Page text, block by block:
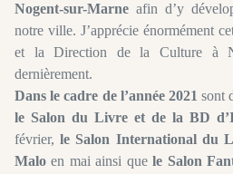
Nogent-sur-Marne afin d’y
notre ville. J’apprécie énormément
et la Direction de la Culture à
dernièrement.
Dans le cadre de l’année 2021 sont
le Salon du Livre et de la BD
février,le Salon International du
Malo en mai ainsi quele Salon